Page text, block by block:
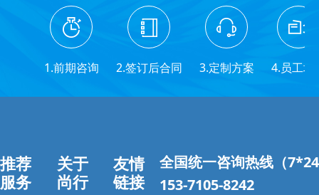
1.前期咨询 2.签订后合同 3.定制方案 4.员工培
推荐
服务
关于
尚行
友情
链接
全国统一咨询热线（
153-7105-8242